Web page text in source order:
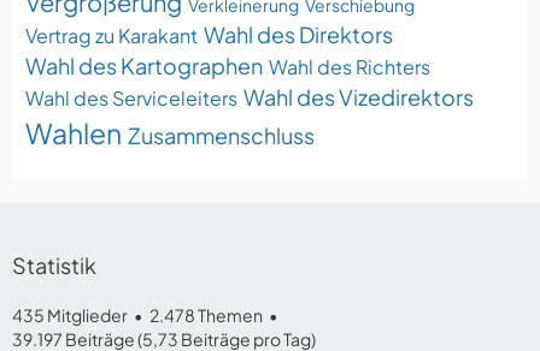
Verkleinerung Verschiebung
Vertrag zu Karakant Wahl des Direktors
Wahl des Kartographen Wahl des Richters
Wahl des Serviceleiters Wahl des Vizedirektors
Wahlen Zusammenschluss
Statistik
435 Mitglieder
2.478 Themen
39.197 Beiträge (5,73 Beiträge pro Tag)